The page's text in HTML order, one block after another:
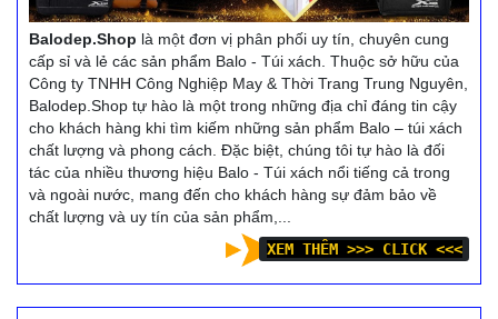
Balodep.Shop là một đơn vị phân phối uy tín, chuyên cung
cấp sỉ và lẻ các sản phẩm Balo - Túi xách. Thuộc sở hữu của
Công ty TNHH Công Nghiệp May & Thời Trang Trung Nguyên,
Balodep.Shop tự hào là một trong những địa chỉ đáng tin cậy
cho khách hàng khi tìm kiếm những sản phẩm Balo – túi xách
chất lượng và phong cách. Đặc biệt, chúng tôi tự hào là đối
tác của nhiều thương hiệu Balo - Túi xách nổi tiếng cả trong
và ngoài nước, mang đến cho khách hàng sự đảm bảo về
chất lượng và uy tín của sản phẩm,...
XEM THÊM >>> CLICK <<<